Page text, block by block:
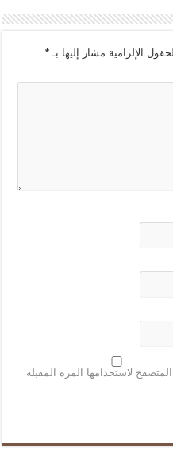
الحقول الإلزامية مشار إليها بـ*
لاستخدامها المرة المقبلة